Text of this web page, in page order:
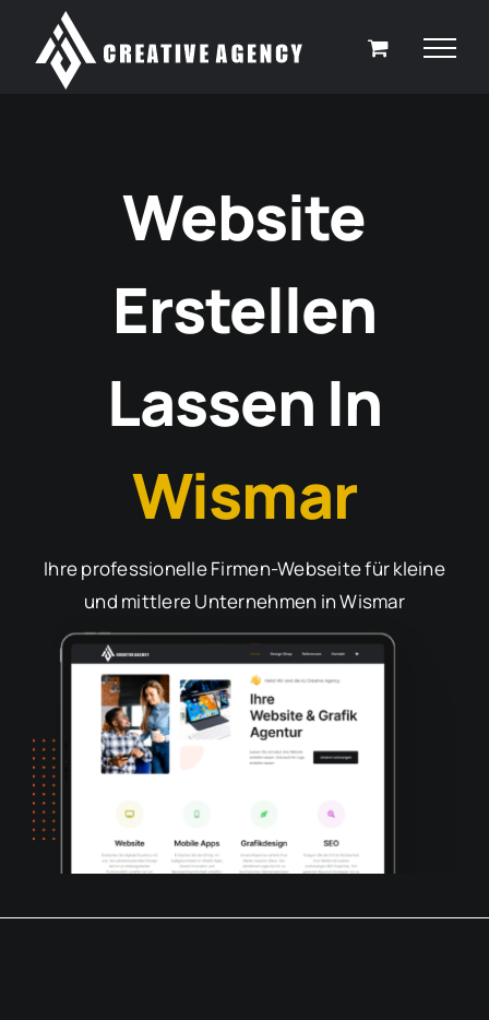
Inhalt
springen
Website
Erstellen
Lassen In
Wismar
Ihre professionelle Firmen-Webseite für kleine
und mittlere Unternehmen in Wismar